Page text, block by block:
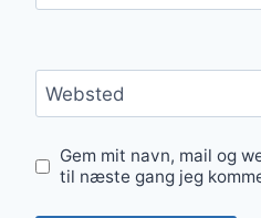
Websted
Gem mit navn, mail og
til næste gang jeg